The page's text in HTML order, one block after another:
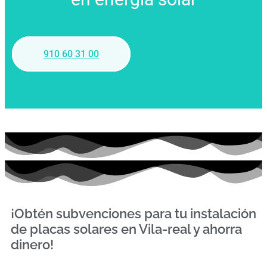
910 60 31 00
¡Obtén subvenciones para tu instalación
de placas solares en Vila-real y ahorra
dinero!